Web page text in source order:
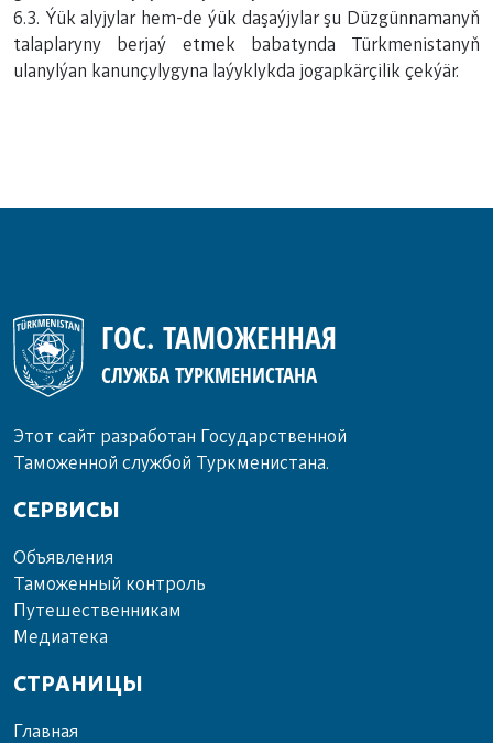
6.3. Ýük alyjylar hem-de ýük daşaýjylar şu Düzgünnamanyň
talaplaryny berjaý etmek babatynda Türkmenistanyň
ulanylýan kanunçylygyna laýyklykda jogapkärçilik çekýär.
ГОС. ТАМОЖЕННАЯ
СЛУЖБА ТУРКМЕНИСТАНА
Этот сайт разработан Государственной
Таможенной службой Туркменистана.
СЕРВИСЫ
Объ­яв­ле­ния
Та­мо­жен­ный кон­троль
Пу­те­шест­вен­ни­кам
Ме­диа­те­ка
СТРАНИЦЫ
Главная